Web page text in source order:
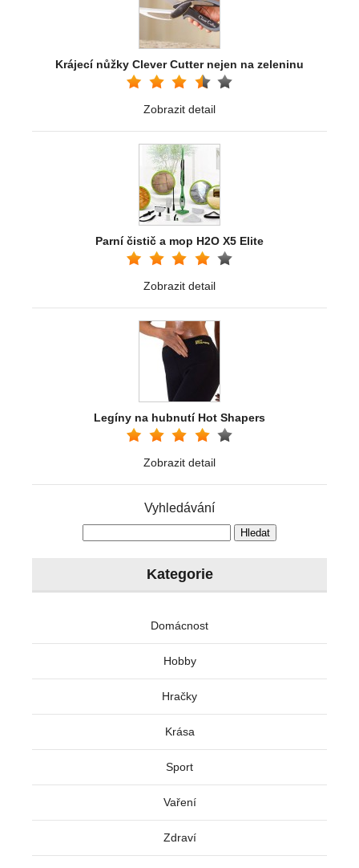
Krájecí nůžky Clever Cutter nejen na zeleninu
Zobrazit detail
Parní čistič a mop H2O X5 Elite
Zobrazit detail
Legíny na hubnutí Hot Shapers
Zobrazit detail
Vyhledávání
Kategorie
Domácnost
Hobby
Hračky
Krása
Sport
Vaření
Zdraví